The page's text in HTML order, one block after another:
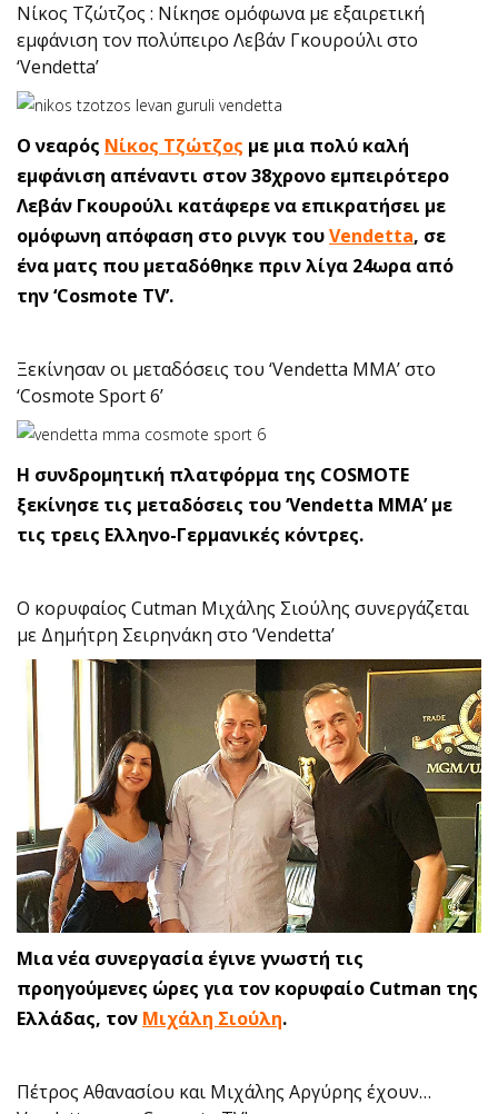
Νίκος Τζώτζος : Νίκησε ομόφωνα με εξαιρετική
εμφάνιση τον πολύπειρο Λεβάν Γκουρούλι στο
‘Vendetta’
Ο νεαρός Νίκος Τζώτζος με μια πολύ καλή
εμφάνιση απέναντι στον 38χρονο εμπειρότερο
Λεβάν Γκουρούλι κατάφερε να επικρατήσει με
ομόφωνη απόφαση στο ρινγκ τουVendetta, σε
ένα ματς που μεταδόθηκε πριν λίγα 24ωρα από
την ‘Cosmote TV’.
Ξεκίνησαν οι μεταδόσεις του ‘Vendetta MMA’ στο
‘Cosmote Sport 6’
Η συνδρομητική πλατφόρμα της COSMOTE
ξεκίνησε τις μεταδόσεις του ‘Vendetta MMA’ με
τις τρεις Ελληνο-Γερμανικές κόντρες.
Ο κορυφαίος Cutman Μιχάλης Σιούλης συνεργάζεται
με Δημήτρη Σειρηνάκη στο ‘Vendetta’
Μια νέα συνεργασία έγινε γνωστή τις
προηγούμενες ώρες για τον κορυφαίο Cutman της
Ελλάδας, τον Μιχάλη Σιούλη.
Πέτρος Αθανασίου και Μιχάλης Αργύρης έχουν…